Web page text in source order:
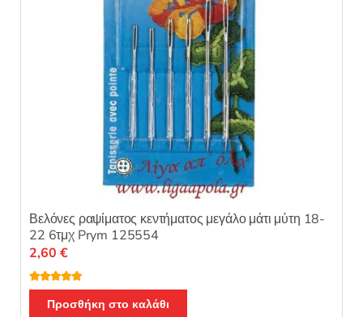
σελίδα
του
προϊόντος
Βελόνες ραψίματος κεντήματος μεγάλο μάτι μύτη 18-
22 6τμχ Prym 125554
Βαθμολογή
θηκε με 5.00
από 5
2,60 €
Προσθήκη στο καλάθι